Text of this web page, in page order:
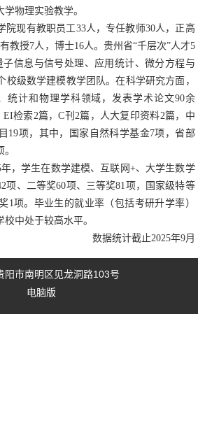
物理实验教学。
院现有教职员工33人，专任教师30人，正高
教授7人，博士16人。贵州省“千层次”人才5
子信息与信号处理、应用统计、微分方程与
校级数学建模教学团队。在科学研究方面，
统计和物理学科领域，发表学术论文90余
检索2篇，C刊2篇，人大复印资料2篇，中
19项，其中，国家自然科学基金7项，省部
，学生在数学建模、互联网+、大学生数学
、二等奖60项、三等奖81项，
国家级特等
1项。毕业生的就业率（包括考研升学率）
中处于较高水平。
数据统计截止2025年9月
阳市南明区见龙洞路103号
电脑版